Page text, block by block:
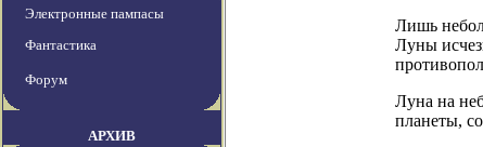
Электронные пампасы
Фантастика
Форум
АРХИВ
Лишь
Луны
Луна на
планеты,